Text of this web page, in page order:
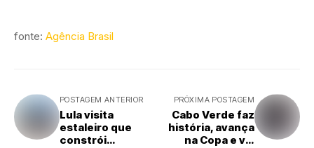
fonte: Agência Brasil
POSTAGEM ANTERIOR
Lula visita
estaleiro que
constrói
PRÓXIMA POSTAGEM
Cabo Verde faz
história, avança
na Copa e vai